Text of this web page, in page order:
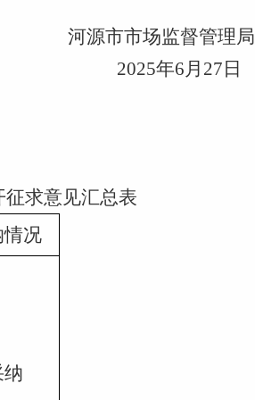
河源市市场监督管理局
2025年6月27日
征求意见汇总表
情况
纳